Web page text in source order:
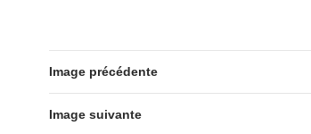
Image précédente
Image suivante